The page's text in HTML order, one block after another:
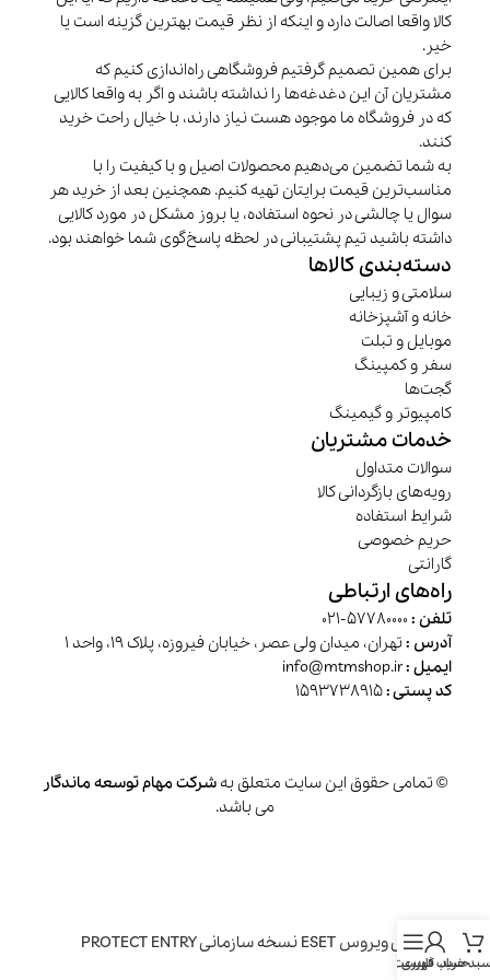
کالا واقعا اصالت دارد و اینکه از نظر قیمت بهترین گزینه است یا
خیر.
برای همین تصمیم گرفتیم فروشگاهی راه‌اندازی کنیم که
مشتریان آن این دغدغه‌ها را نداشته باشند و اگر به واقعا کالایی
که در فروشگاه ما موجود هست نیاز دارند، با خیال راحت خرید
کنند.
به شما تضمین می‌دهیم محصولات اصیل و با کیفیت را با
مناسب‌ترین قیمت برایتان تهیه کنیم. همچنین بعد از خرید هر
سوال یا چالشی در نحوه استفاده، یا بروز مشکل در مورد کالایی
داشته باشید تیم پشتیبانی در لحظه پاسخ‌گوی شما خواهند بود.
دسته‌بندی کالاها
سلامتی و زیبایی
خانه و آشپزخانه
موبایل و تبلت
سفر و کمپینگ
گجت‌ها
کامپیوتر و گیمینگ
خدمات مشتریان
سوالات متداول
رویه‌های بازگردانی کالا
شرایط استفاده
حریم خصوصی
گارانتی
راه‌های ارتباطی
تلفن :
آدرس :تهران، میدان ولی عصر، خیابان فیروزه، پلاک 19، واحد 1
ایمیل :
کد پستی :
© تمامی حقوق این سایت متعلق به شرکت مهام توسعه ماندگار
می باشد.
خرید
حساب کاربری
فهرست
آنتی ویروس ESET نسخه سازمانی PROTECT ENTRY